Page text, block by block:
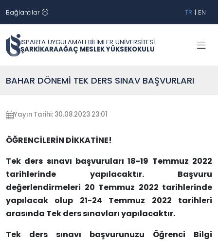
Bağlantılar TR | EN
ISPARTA UYGULAMALI BİLİMLER ÜNİVERSİTESİ
ŞARKİKARAAĞAÇ MESLEK YÜKSEKOKULU
BAHAR DÖNEMİ TEK DERS SINAV BAŞVURLARI
Yayın Tarihi: 30.08.2023 23:01
ÖĞRENCİLERİN DİKKATİNE!
Tek ders sınavı başvuruları 18-19 Temmuz 2022
tarihlerinde yapılacaktır. Başvuru
değerlendirmeleri 20 Temmuz 2022 tarihlerinde
yapılacak olup 21-24 Temmuz 2022 tarihleri
arasında Tek ders sınavları yapılacaktır.
Tek ders sınavı başvurunuzu Öğrenci Bilgi